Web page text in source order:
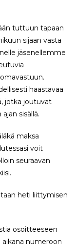
tuttuun tapaan
sijaan vasta
jäsenellemme
haastavaa
jotka joutuvat
sisällä.
maksa
voit
seuraavan
heti liittymisen
osoitteeseen
numeroon